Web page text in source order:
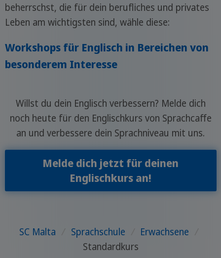
beherrschst, die für dein berufliches und privates
Leben am wichtigsten sind, wähle diese:
Workshops für Englisch in Bereichen von
besonderem Interesse
Willst du dein Englisch verbessern? Melde dich
noch heute für den Englischkurs von Sprachcaffe
an und verbessere dein Sprachniveau mit uns.
Melde dich jetzt für deinen
Englischkurs an!
SC Malta Sprachschule Erwachsene
Standardkurs